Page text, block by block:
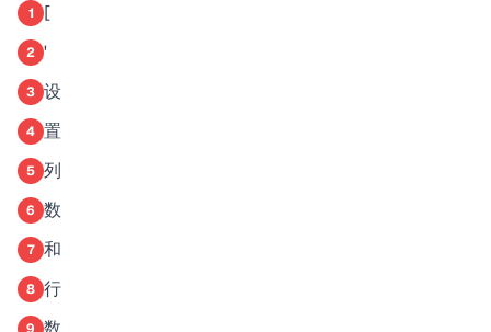
1 [
2 '
3 设
4 置
5 列
6 数
7 和
8 行